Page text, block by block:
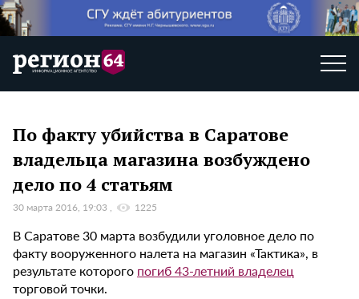
По факту убийства в Саратове
владельца магазина возбуждено
дело по 4 статьям
30 марта 2016, 19:03 1225
В Саратове 30 марта возбудили уголовное дело по
факту вооруженного налета на магазин «Тактика», в
результате которого погиб 43-летний владелец
торговой точки.